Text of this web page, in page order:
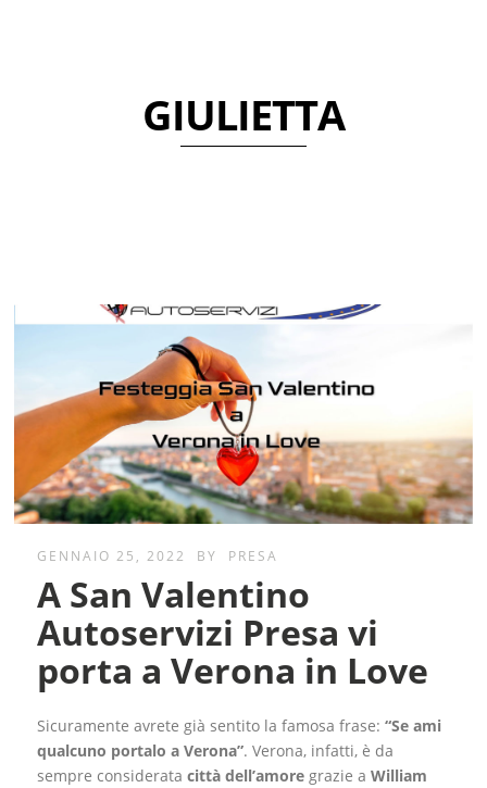
GIULIETTA
GENNAIO 25, 2022 BY PRESA
A San Valentino
Autoservizi Presa vi
porta a Verona in Love
Sicuramente avrete già sentito la famosa frase:“Se ami
qualcuno portalo a Verona”. Verona, infatti, è da
sempre consideratacittà dell’amore grazie aWilliam